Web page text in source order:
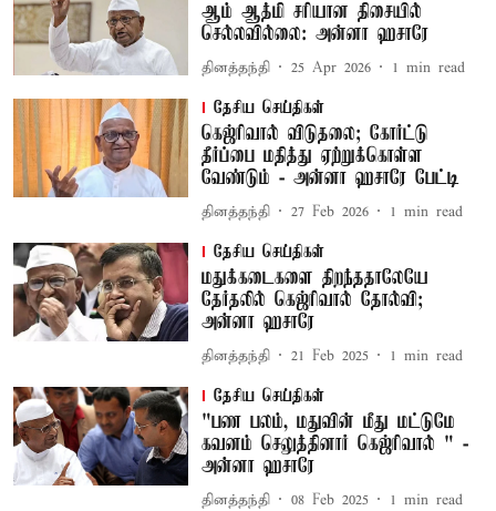
ஆம் ஆத்மி சரியான திசையில்
செல்லவில்லை: அன்னா ஹசாரே
தினத்தந்தி 25 Apr 2026 1 min read
தேசிய செய்திகள்
கெஜ்ரிவால் விடுதலை; கோர்ட்டு
தீர்ப்பை மதித்து ஏற்றுக்கொள்ள
வேண்டும் - அன்னா ஹசாரே பேட்டி
தினத்தந்தி 27 Feb 2026 1 min read
தேசிய செய்திகள்
மதுக்கடைகளை திறந்ததாலேயே
தேர்தலில் கெஜ்ரிவால் தோல்வி;
அன்னா ஹசாரே
தினத்தந்தி 21 Feb 2025 1 min read
தேசிய செய்திகள்
"பண பலம், மதுவின் மீது மட்டுமே
கவனம் செலுத்தினார் கெஜ்ரிவால் " -
அன்னா ஹசாரே
தினத்தந்தி 08 Feb 2025 1 min read